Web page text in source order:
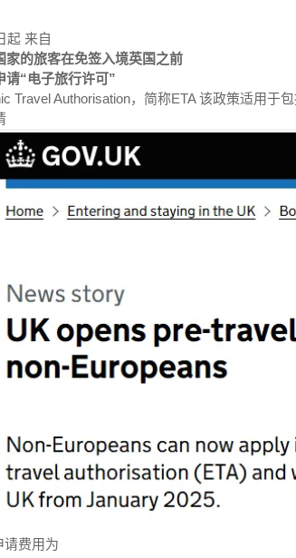
起 来自
家的旅客在免签入境英国之前
请“电子旅行许可”
Travel Authorisation，简称ETA 该政策适用于
请费用为